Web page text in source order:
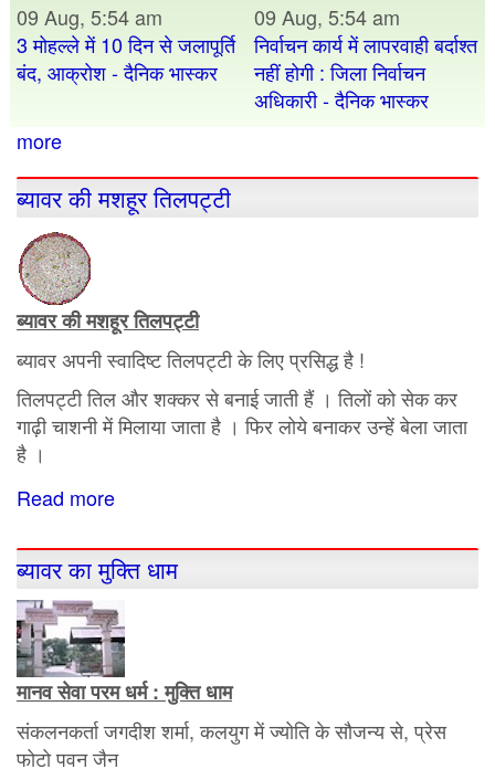
09 Aug, 5:54 am
3 मोहल्ले में 10 दिन से जलापूर्ति
बंद, आक्रोश - दैनिक भास्कर
09 Aug, 5:54 am
निर्वाचन कार्य में लापरवाही बर्दाश्त
नहीं होगी : जिला निर्वाचन
अधिकारी - दैनिक भास्कर
more
ब्यावर की मशहूर तिलपट्टी
ब्यावर की मशहूर तिलपट्टी
ब्यावर अपनी स्वादिष्ट तिलपट्टी के लिए प्रसिद्ध है !
तिलपट्टी तिल और शक्कर से बनाई जाती हैं । तिलों को सेक कर
गाढ़ी चाशनी में मिलाया जाता है । फिर लोये बनाकर उन्हें बेला जाता
है ।
Read more
की
मशहूर
तिलपट्टी
ब्यावर का मुक्ति धाम
मानव सेवा परम धर्म : मुक्ति धाम
संकलनकर्ता जगदीश शर्मा, कलयुग में ज्योति के सौजन्य से, प्रेस
फोटो पवन जैन